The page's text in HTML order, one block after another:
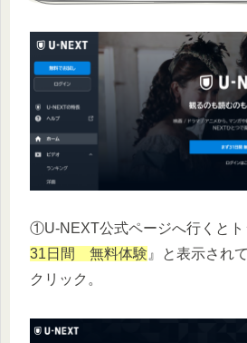
①U-NEXT公式ページへ行くとト
31日間 無料体験』と表示され
クリック。